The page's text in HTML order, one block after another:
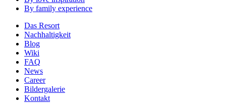
By family experience
Das Resort
Nachhaltigkeit
Blog
Wiki
FAQ
News
Career
Bildergalerie
Kontakt